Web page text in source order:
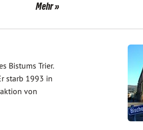
Mehr
Bistums Trier.
starb 1993 in
von